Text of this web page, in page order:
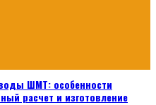
ШМТ: особенности
расчет и изготовление